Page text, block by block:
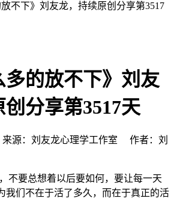
放不下》刘友龙，持续原创分享第3517
多的放不下》刘友
分享第3517天
来源：刘友龙心理学工作室 作者：刘
不要总想着以后要如何，要让每一天
我们不在于活了多久，而在于真正的活